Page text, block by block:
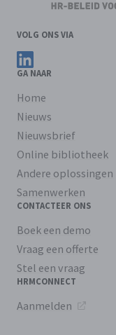
VOLG ONS VIA
Volg ons op LinkedIn
GA NAAR
Home
Nieuws
Nieuwsbrief
Online bibliotheek
Andere oplossingen
Samenwerken
CONTACTEER ONS
Boek een demo
Vraag een offerte
Stel een vraag
HRMCONNECT
Aanmelden